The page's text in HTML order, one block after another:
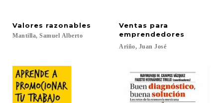
Valores razonables
Mantilla, Samuel Alberto
Ventas para
emprendedores
Ariño, Juan José